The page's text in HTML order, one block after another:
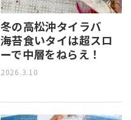
冬の高松沖タイラバ
海苔食いタイは超スロ
ーで中層をねらえ！
2026.3.10